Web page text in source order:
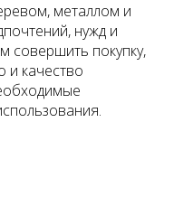
металлом и
нужд и
совершить покупку,
и качество